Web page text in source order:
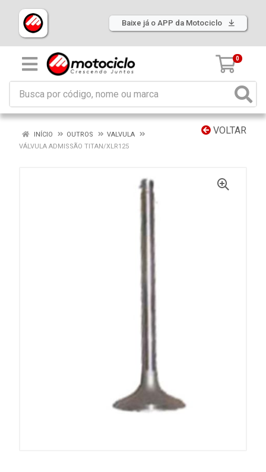
Baixe já o APP da Motociclo
0
VOLTAR
INÍCIO OUTROS
VALVULA
VÁLVULA ADMISSÃO TITAN/XLR125